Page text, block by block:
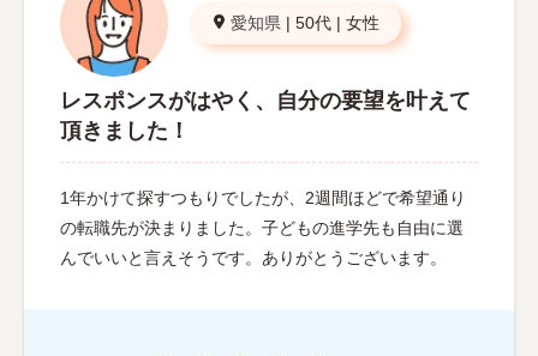
愛知県 | 50代 | 女性
レスポンスがはやく、自分の要望を叶えて
頂きました！
1年かけて探すつもりでしたが、2週間ほどで希望通り
の転職先が決まりました。子どもの進学先も自由に選
んでいいと言えそうです。ありがとうございます。